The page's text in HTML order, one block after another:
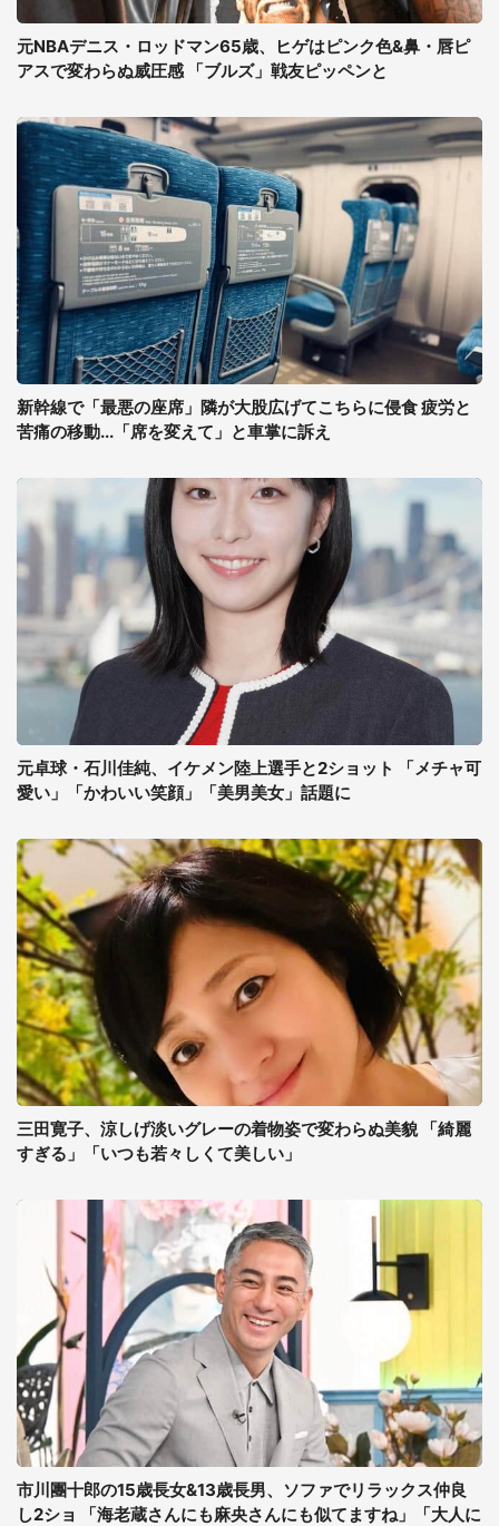
元NBAデニス・ロッドマン65歳、ヒゲはピンク色&鼻・唇ピ
アスで変わらぬ威圧感 「ブルズ」戦友ピッペンと
新幹線で「最悪の座席」隣が大股広げてこちらに侵食 疲労と
苦痛の移動...「席を変えて」と車掌に訴え
元卓球・石川佳純、イケメン陸上選手と2ショット 「メチャ可
愛い」「かわいい笑顔」「美男美女」話題に
三田寛子、涼しげ淡いグレーの着物姿で変わらぬ美貌 「綺麗
すぎる」「いつも若々しくて美しい」
市川團十郎の15歳長女&13歳長男、ソファでリラックス仲良
し2ショ 「海老蔵さんにも麻央さんにも似てますね」「大人に